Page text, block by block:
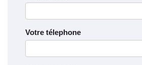
Votre télephone